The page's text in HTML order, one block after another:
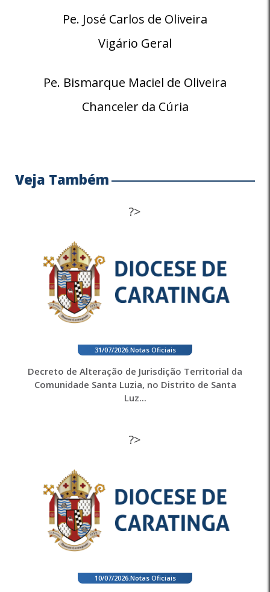
Pe. José Carlos de Oliveira
Vigário Geral
Pe. Bismarque Maciel de Oliveira
Chanceler da Cúria
Veja Também
?>
31/07/2026. Notas Oficiais
Decreto de Alteração de Jurisdição Territorial da
Comunidade Santa Luzia, no Distrito de Santa
Luz...
?>
10/07/2026. Notas Oficiais